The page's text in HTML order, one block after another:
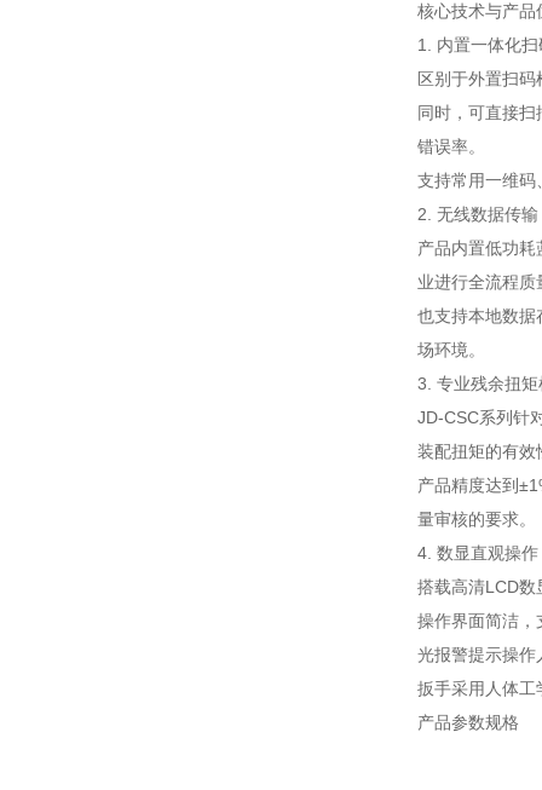
核心技术与产品
1. 内置一体化
区别于外置扫
同时，可直接
错误率。
支持常用一维码
2. 无线数据传
产品内置低功
业进行全流程
也支持本地数据
场环境。
3. 专业残余扭
JD-CSC系列针
装配扭矩的有效
产品精度达到
量审核的要求。
4. 数显直观操
搭载高清LCD数
操作界面简洁，
光报警提示操作
扳手采用人体工
产品参数规格